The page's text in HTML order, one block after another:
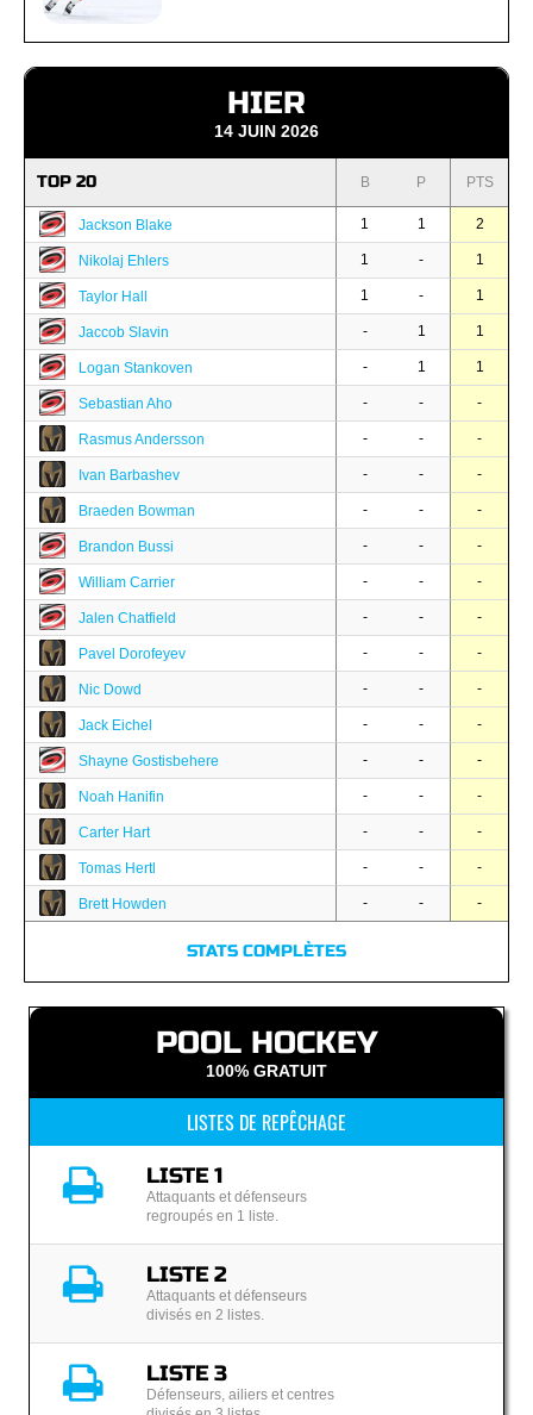
HIER
14 JUIN 2026
TOP 20 B P PTS
Jackson Blake 1 1 2
Nikolaj Ehlers 1 - 1
Taylor Hall 1 - 1
Jaccob Slavin - 1 1
Logan Stankoven - 1 1
Sebastian Aho - - -
Rasmus Andersson - - -
Ivan Barbashev - - -
Braeden Bowman - - -
Brandon Bussi - - -
William Carrier - - -
Jalen Chatfield - - -
Pavel Dorofeyev - - -
Nic Dowd - - -
Jack Eichel - - -
Shayne Gostisbehere - - -
Noah Hanifin - - -
Carter Hart - - -
Tomas Hertl - - -
Brett Howden - - -
STATS COMPLÈTES
POOL HOCKEY
100% GRATUIT
LISTES DE REPÊCHAGE
LISTE 1
Attaquants et défenseurs
regroupés en 1 liste.
LISTE 2
Attaquants et défenseurs
divisés en 2 listes.
LISTE 3
Défenseurs, ailiers et centres